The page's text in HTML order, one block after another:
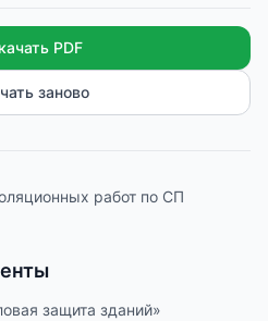
PDF
заново
работ по СП
защита зданий»